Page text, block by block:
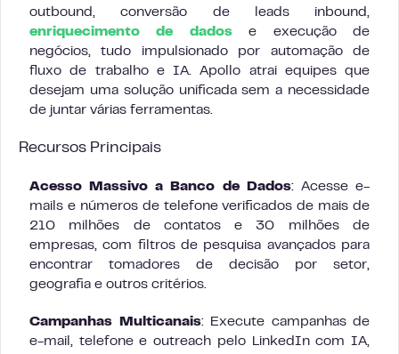
outbound, conversão de leads inbound,
enriquecimento de dadose execução de
negócios, tudo impulsionado por automação de
fluxo de trabalho e IA. Apollo atrai equipes que
desejam uma solução unificada sem a necessidade
de juntar várias ferramentas.
Recursos Principais
Acesso Massivo a Banco de Dados: Acesse e-
mails e números de telefone verificados de mais de
210 milhões de contatos e 30 milhões de
empresas, com filtros de pesquisa avançados para
encontrar tomadores de decisão por setor,
geografia e outros critérios.
Campanhas Multicanais: Execute campanhas de
e-mail, telefone e outreach pelo LinkedIn com IA,